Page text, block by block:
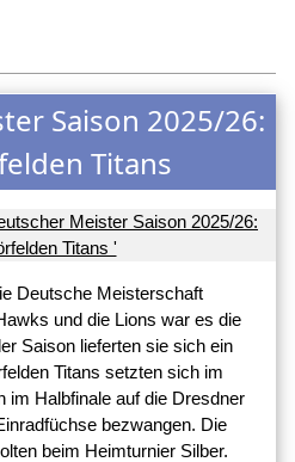
Saison 2025/26:
Titans
Deutsche Meisterschaft
und die Lions war es die
Saison lieferten sie sich ein
Titans setzten sich im
im Halbfinale auf die Dresdner
bezwangen. Die
beim Heimturnier Silber.